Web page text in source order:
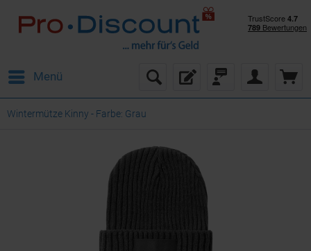
Menü
Wintermütze Kinny - Farbe: Grau